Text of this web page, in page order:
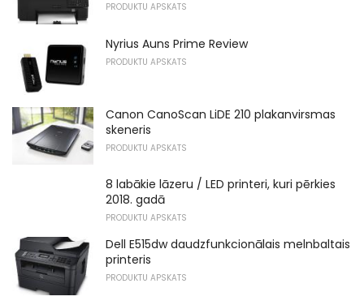
PRODUKTU APSKATS
Nyrius Auns Prime Review
PRODUKTU APSKATS
Canon CanoScan LiDE 210 plakanvirsmas
skeneris
PRODUKTU APSKATS
8 labākie lāzeru / LED printeri, kuri pērkies
2018. gadā
PRODUKTU APSKATS
Dell E515dw daudzfunkcionālais melnbaltais
printeris
PRODUKTU APSKATS